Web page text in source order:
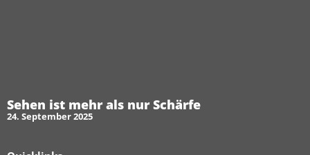
Sehen ist mehr als nur Schärfe
24. September 2025